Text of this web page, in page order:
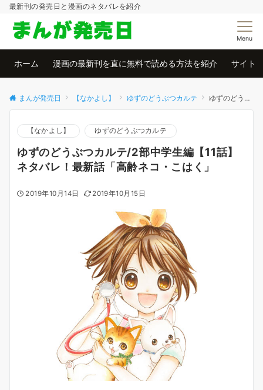
最新刊の発売日と漫画のネタバレを紹介
Menu
ホーム 漫画の最新刊を直に無料で読める方法を紹介 サイト
まんが発売日 【なかよし】 ゆずのどうぶつカルテ ゆずのどうぶつカルテ/2部中学生編【11話】ネタバレ！最新話「高齢ネコ・こはく」
【なかよし】 ゆずのどうぶつカルテ
ゆずのどうぶつカルテ/2部中学生編【11話】
ネタバレ！最新話「高齢ネコ・こはく」
2019年10月14日 2019年10月15日